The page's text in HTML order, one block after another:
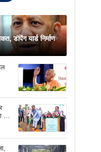
डंपिंग यार्ड निर्माण
हुआ